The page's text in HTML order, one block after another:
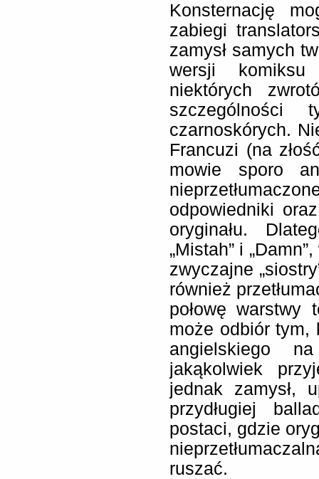
Konsternację
zabiegi
zamysł samych
wersji komiksu
niektórych
szczególności
czarnoskórych.
Francuzi (na
mowie sporo
odpowiedniki
oryginału.
„Mistah” i
zwyczajne
również
połowę warstwy
może odbiór tym,
angielskiego
jakąkolwiek
jednak zamysł,
przydługiej
postaci, gdzie
ruszać.